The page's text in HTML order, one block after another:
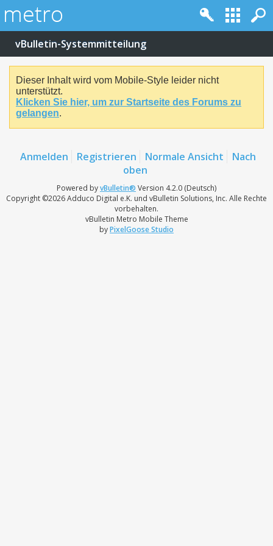
vBulletin-Systemmitteilung
Dieser Inhalt wird vom Mobile-Style leider nicht
unterstützt.
Klicken Sie hier, um zur Startseite des Forums zu
gelangen.
Anmelden Registrieren Normale Ansicht
Nach
oben
Powered byvBulletin® Version 4.2.0 (Deutsch)
Copyright ©2026 Adduco Digital e.K. und vBulletin Solutions, Inc. Alle Rechte
vorbehalten.
vBulletin Metro Mobile Theme
byPixelGoose Studio